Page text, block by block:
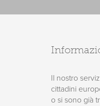
Il nostro
cittadini
o si sono già